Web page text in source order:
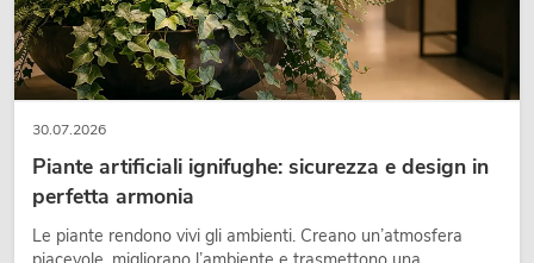
30.07.2026
Piante artificiali ignifughe: sicurezza e design in
perfetta armonia
Le piante rendono vivi gli ambienti. Creano un’atmosfera